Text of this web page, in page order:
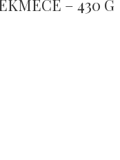
– 430 G